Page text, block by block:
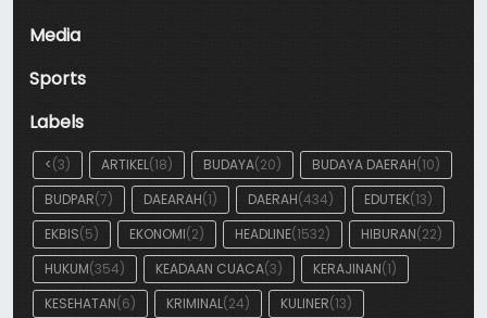
Media
Sports
Labels
<(3) ARTIKEL(18) BUDAYA(20) BUDAYA DAERAH(10)
BUDPAR(7) DAEARAH(1) DAERAH(434) EDUTEK(13)
EKBIS(5) EKONOMI(2) HEADLINE(1532) HIBURAN(22)
HUKUM(354) KEADAAN CUACA(3) KERAJINAN(1)
KESEHATAN(6) KRIMINAL(24) KULINER(13)